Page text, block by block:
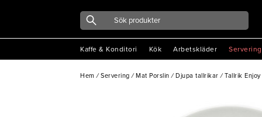
Kaffe & Konditori Kök Arbetskläder Servering
Hem / Servering / Mat Porslin / Djupa tallrikar / Tallrik